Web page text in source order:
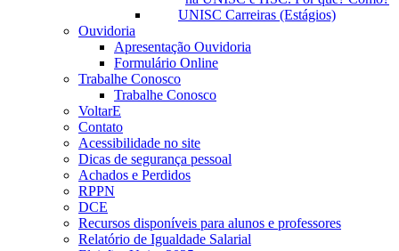
UNISC Carreiras (Estágios)
Ouvidoria
Apresentação Ouvidoria
Formulário Online
Trabalhe Conosco
Trabalhe Conosco
VoltarE
Contato
Acessibilidade no site
Dicas de segurança pessoal
Achados e Perdidos
RPPN
DCE
Recursos disponíveis para alunos e professores
Relatório de Igualdade Salarial